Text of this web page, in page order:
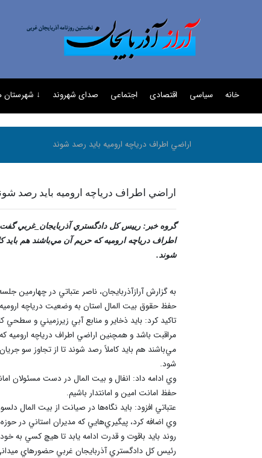
خانه سیاسی اقتصادی اجتماعی صدای شهروند ↓ شهرستان
اراضي اطراف درياچه اروميه بايد رصد شوند
اراضي اطراف درياچه اروميه بايد رصد
گروه خبر: رييس کل دادگستري آذربايجان_غربي
اطراف درياچه اروميه که حريم آن مي‌باشند هم بايد
شوند.
به گزارش آرازآذربايجان، ناصر عتباتي در چهارمين
حفظ حقوق بيت المال استان به وضعيت درياچه
تاکيد کرد: بايد ذخاير و منابع آبي زيرزميني و سطحي
مراقبت باشد و همچنين اراضي اطراف درياچه اروميه
مي‌باشند هم بايد کاملاً رصد شوند تا از تجاوز سو
شود.
وي ادامه داد: انفال و بيت المال در دست مسئولان
حفظ امانت امين و امانتدار باشيم.
عتباتي افزود: بايد نگاه‌ها در صيانت از بيت المال
وي اضافه کرد، پيگيري‌هايي که مديران استاني در
روند بايد باقوت و قدرت ادامه يابد تا هيچ کسي به
رئيس کل دادگستري آذربايجان غربي حضورهاي